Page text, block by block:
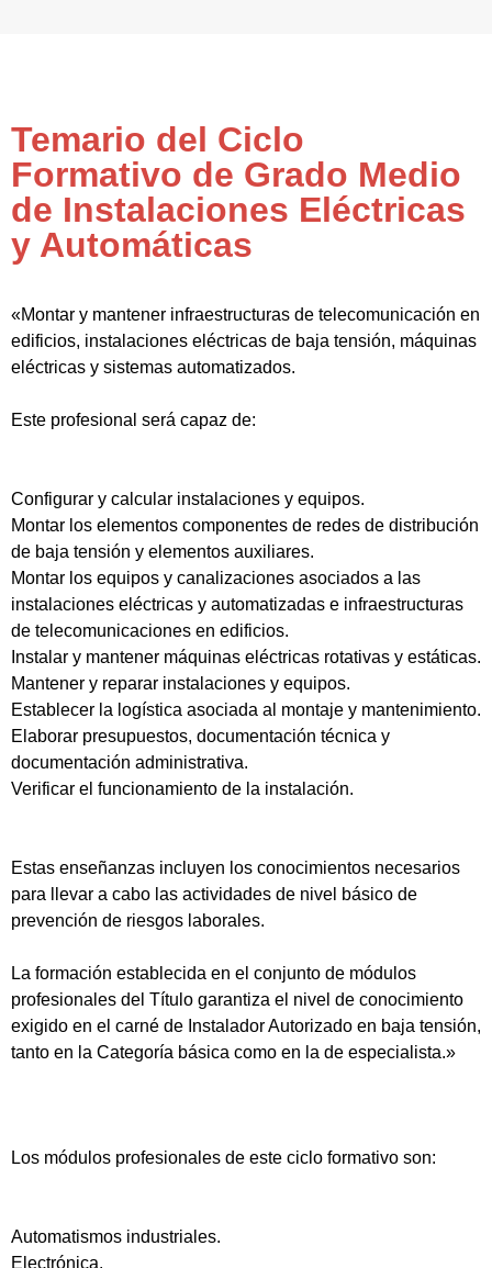
Temario del Ciclo
Formativo de Grado Medio
de Instalaciones Eléctricas
y Automáticas
«Montar y mantener infraestructuras de telecomunicación en
edificios, instalaciones eléctricas de baja tensión, máquinas
eléctricas y sistemas automatizados.
Este profesional será capaz de:
Configurar y calcular instalaciones y equipos.
Montar los elementos componentes de redes de distribución
de baja tensión y elementos auxiliares.
Montar los equipos y canalizaciones asociados a las
instalaciones eléctricas y automatizadas e infraestructuras
de telecomunicaciones en edificios.
Instalar y mantener máquinas eléctricas rotativas y estáticas.
Mantener y reparar instalaciones y equipos.
Establecer la logística asociada al montaje y mantenimiento.
Elaborar presupuestos, documentación técnica y
documentación administrativa.
Verificar el funcionamiento de la instalación.
Estas enseñanzas incluyen los conocimientos necesarios
para llevar a cabo las actividades de nivel básico de
prevención de riesgos laborales.
La formación establecida en el conjunto de módulos
profesionales del Título garantiza el nivel de conocimiento
exigido en el carné de Instalador Autorizado en baja tensión,
tanto en la Categoría básica como en la de especialista.»
Los módulos profesionales de este ciclo formativo son:
Automatismos industriales.
Electrónica.